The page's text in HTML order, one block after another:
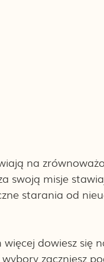
na
swoją misje
starania od
dowiesz się
zaczniesz